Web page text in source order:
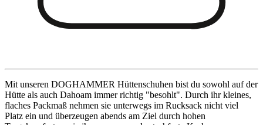
Mit unseren DOGHAMMER Hüttenschuhen bist du sowohl auf der
Hütte als auch Dahoam immer richtig "besohlt". Durch ihr kleines,
flaches Packmaß nehmen sie unterwegs im Rucksack nicht viel
Platz ein und überzeugen abends am Ziel durch hohen